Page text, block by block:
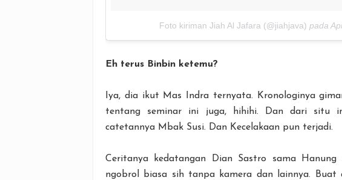
Foto kiriman Jiah Al Jafara (@jiahjava) pada
Eh terus Binbin ketemu?
Iya, dia ikut Mas Indra ternyata. Kronologinya
tentang seminar ini juga, hihihi. Dan dari situ
catetannya Mbak Susi. Dan Kecelakaan pun terjadi.
Ceritanya kedatangan Dian Sastro sama
ngobrol biasa sih tanpa kamera dan lainnya.